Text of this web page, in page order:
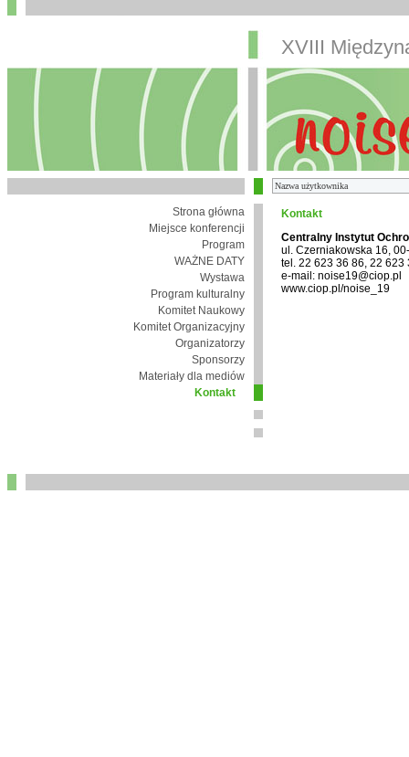
XVIII
Strona główna
Miejsce konferencji
Program
WAŻNE DATY
Wystawa
Program kulturalny
Komitet Naukowy
Komitet Organizacyjny
Organizatorzy
Sponsorzy
Materiały dla mediów
Kontakt
Kontakt
Centralny Instytut
ul. Czerniakowska 16,
tel. 22 623 36 86, 22 623
e-mail: noise19@ciop.pl
www.ciop.pl/noise_19